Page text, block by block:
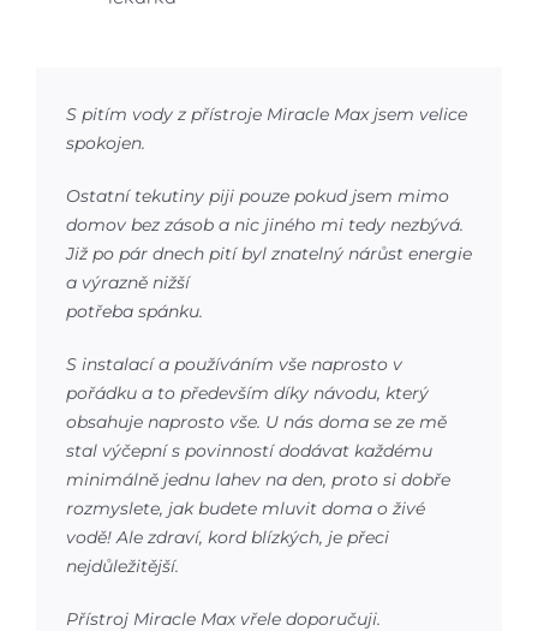
S pitím vody z přístroje Miracle Max jsem velice
spokojen.
Ostatní tekutiny piji pouze pokud jsem mimo
domov bez zásob a nic jiného mi tedy nezbývá.
Již po pár dnech pití byl znatelný nárůst energie
a výrazně nižší
potřeba spánku.
S instalací a používáním vše naprosto v
pořádku a to především díky návodu, který
obsahuje naprosto vše. U nás doma se ze mě
stal výčepní s povinností dodávat každému
minimálně jednu lahev na den, proto si dobře
rozmyslete, jak budete mluvit doma o živé
vodě! Ale zdraví, kord blízkých, je přeci
nejdůležitější.
Přístroj Miracle Max vřele doporučuji.